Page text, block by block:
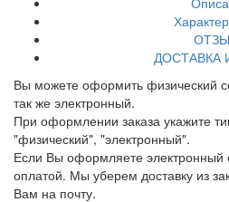
ДОСТАВКА
Вы можете оформить физический
так же электронный.
При оформлении заказа укажите
"физический", "электронный".
Если Вы оформляете электронный
оплатой. Мы уберем доставку из
Вам на почту.